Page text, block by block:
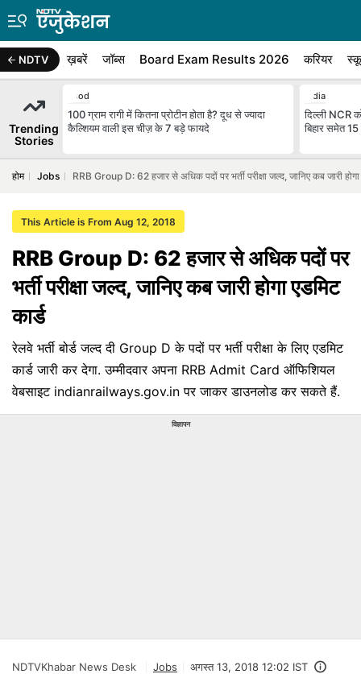
NDTV ख़बरें जॉब्स Board Exam Results 2026 करियर
Trending
Stories
Food
100 ग्राम रागी में कितना प्रोटीन होता है? दूध से ज्यादा
कैल्शियम वाली इस चीज़ के 7 बड़े फायदे
India
दिल्ली NCR
बिहार समेत
होम Jobs RRB Group D: 62 हजार से अधिक पदों पर भर्ती परीक्षा जल्द, जानिए कब जारी होगा
This Article is From Aug 12, 2018
RRB Group D: 62 हजार से अधिक पदों पर
भर्ती परीक्षा जल्द, जानिए कब जारी होगा एडमिट
कार्ड
रेलवे भर्ती बोर्ड जल्द दी Group D के पदों पर भर्ती परीक्षा के लिए एडमिट
कार्ड जारी कर देगा. उम्मीदवार अपना RRB Admit Card ऑफिशियल
वेबसाइट indianrailways.gov.in पर जाकर डाउनलोड कर सकते हैं.
विज्ञापन
NDTVKhabar News Desk Jobs अगस्त 13, 2018 12:02 IST